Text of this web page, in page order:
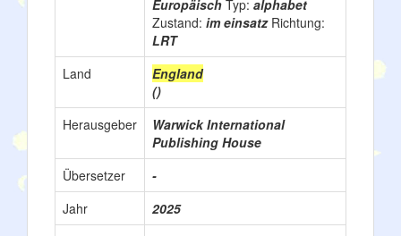
Europäisch Typ: alphabet
Zustand: im einsatz Richtung:
LRT
Land
England
()
Herausgeber
Warwick International
Publishing House
Übersetzer
-
Jahr
2025